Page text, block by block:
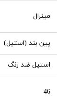
مینرال
پین بند (استیل)
استیل ضد زنگ
46